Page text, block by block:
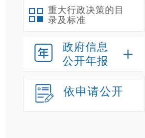
重大行政决策的目
录及标准
政府信息
公开年报
依申请公开